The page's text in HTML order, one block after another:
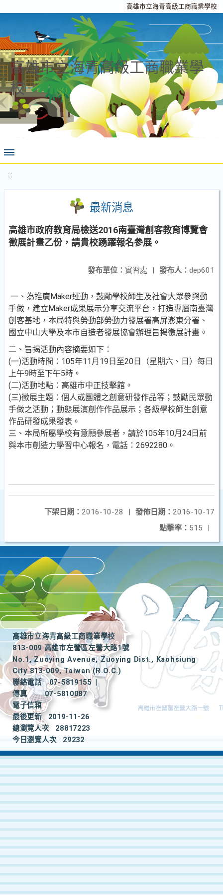
高雄市立海青高級工商職業學校
高雄市立海青高級工商職業學
校
:::
最新消息
高雄市政府教育局檢送2016南臺灣創客教育博覽會
徵展計畫乙份，請貴校踴躍報名參展。
發布人： dep601
發布單位： 實習處 |
一、為推廣Maker運動，鼓勵學校師生及社會大眾參與動
手做，建立Maker成果展示分享交流平台，打造專屬南臺灣
創客基地，本局特與勞動部勞動力發展署高屏澎東分署、
國立中山大學及本市自造者發展協會辦理旨揭徵展計畫。
二、旨揭活動內容摘要如下：
(一)活動時間：105年11月19日至20日（星期六、日）每日
上午9時至下午5時。
(二)活動地點：高雄市中正技擊館。
(三)徵展主題：個人或團體之創意研發作品等；鼓勵民眾動
手做之活動；動態展演創作作品展示；各級學校師生創意
作品研發成果發表。
三、本局所屬學校有意願參展者，請於105年10月24日前
與本市創造力學習中心報名，電話：2692280。
發佈日期： 2016-10-17
下架日期： 2016-10-28
|
點擊率： 515 |
高雄市立海青高級工商職業學校
813-009 高雄市左營區左營大路1號
No.1, Zuoying Avenue, Zuoying Dist., Kaohsiung
City 813-009, Taiwan (R.O.C.)
聯絡電話
07-5819155
|
傳真
07-5810087
電子信箱
最後更新
2019-11-26
總瀏覽人次
28817223
今日瀏覽人次
29232